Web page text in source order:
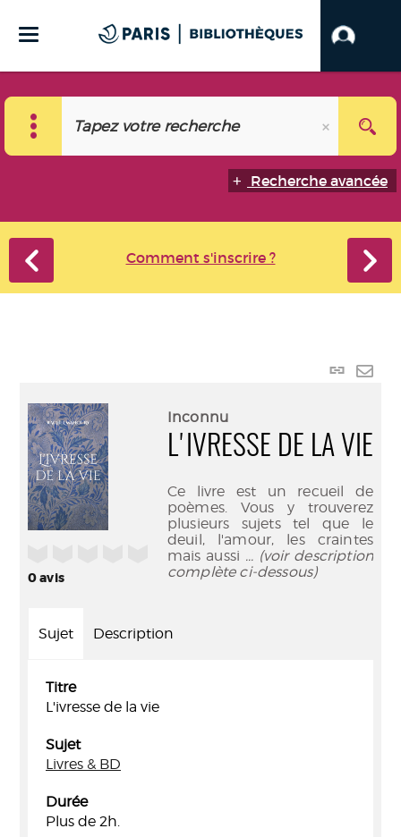
Recherche avancée
Comment s'inscrire ?
Lien
mail
0avis
Inconnu
L'IVRESSE DE LA VIE
Ce livre est un recueil de
poèmes. Vous y trouverez
plusieurs sujets tel que le
deuil, l'amour, les craintes
mais aussi ... (voir description
complète ci-dessous)
Sujet Description
Titre
L'ivresse de la vie
Sujet
Livres & BD
Durée
Plus de 2h.